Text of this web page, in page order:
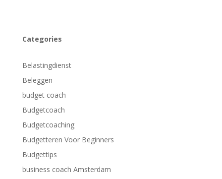
Categories
Belastingdienst
Beleggen
budget coach
Budgetcoach
Budgetcoaching
Budgetteren Voor Beginners
Budgettips
business coach Amsterdam